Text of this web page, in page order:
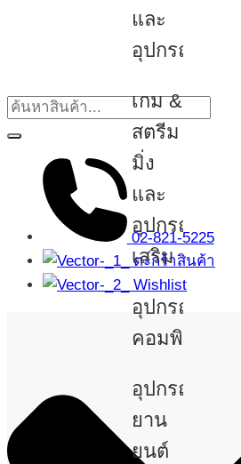
และ
อุปกรณ์
เกม &
สตรีม
มิ่ง
และ
อุปกรณ์
เสริม
อุปกรณ์
คอมพิวเตอร์
อุปกรณ์
ยาน
ยนต์
02-821-5225
ตะกร้าสินค้า
Wishlist